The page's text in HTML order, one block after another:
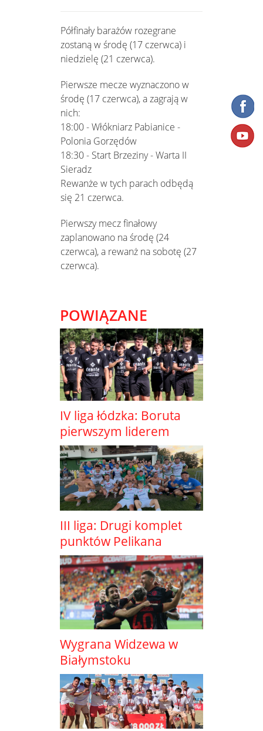
Półfinały barażów rozegrane
zostaną w środę (17 czerwca) i
niedzielę (21 czerwca).
Pierwsze mecze wyznaczono w
środę (17 czerwca), a zagrają w
nich:
18:00 - Włókniarz Pabianice -
Polonia Gorzędów
18:30 - Start Brzeziny - Warta II
Sieradz
Rewanże w tych parach odbędą
się 21 czerwca.
Pierwszy mecz finałowy
zaplanowano na środę (24
czerwca), a rewanż na sobotę (27
czerwca).
POWIĄZANE
IV liga łódzka: Boruta
pierwszym liderem
III liga: Drugi komplet
punktów Pelikana
Wygrana Widzewa w
Białymstoku